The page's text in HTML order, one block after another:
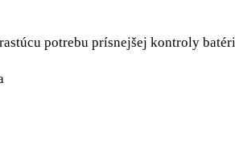
potrebu prísnejšej kontroly